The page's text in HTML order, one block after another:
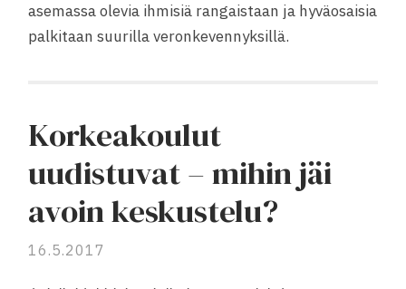
asemassa olevia ihmisiä rangaistaan ja hyväosaisia
palkitaan suurilla veronkevennyksillä.
Korkeakoulut
uudistuvat – mihin jäi
avoin keskustelu?
16.5.2017